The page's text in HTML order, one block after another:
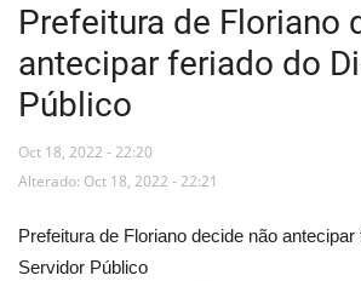
Início
Editais
Floriano
Mural de Licitações
Prefeitura de Floriano
antecipar feriado do
Público
Oct 18, 2022 - 22:20
Alterado: Oct 18, 2022 - 22:21
Prefeitura de Floriano decide não antecipar
Servidor Público